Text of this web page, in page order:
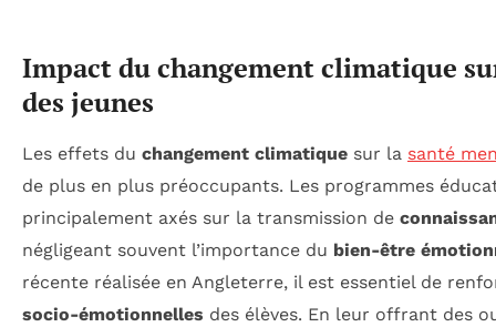
Impact du changement climatique
des jeunes
Les effets du changement climatique sur la santé
de plus en plus préoccupants. Les programmes
principalement axés sur la transmission de
négligeant souvent l’importance du bien-être
récente réalisée en Angleterre, il est essentiel de
socio-émotionnelles des élèves. En leur offrant des